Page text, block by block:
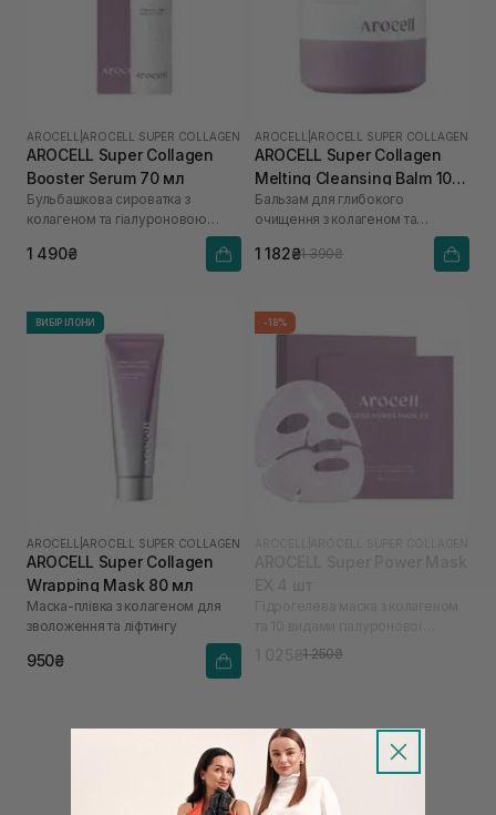
AROCELL AROCELL SUPER COLLAGEN
AROCELL Super Collagen
Booster Serum 70 мл
Бульбашкова сироватка з
колагеном та гіалуроновою
1 490₴
AROCELL AROCELL SUPER COLLAGEN
AROCELL Super Collagen
Melting Cleansing Balm 100
г
Бальзам для глибокого
очищення з колагеном та
1 182₴1 390₴
ВИБІР ІЛОНИ
AROCELL AROCELL SUPER COLLAGEN
AROCELL Super Collagen
Wrapping Mask 80 мл
Маска-плівка з колагеном для
зволоження та ліфтингу
950₴
-18%
кислоти
1 025₴1 250₴